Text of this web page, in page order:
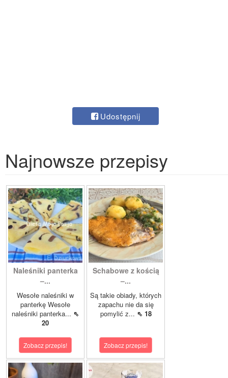
Udostępnij
Najnowsze przepisy
Naleśniki panterka
–...
Wesołe naleśniki w
panterkę Wesołe
naleśniki panterka... ⇖
20
Zobacz przepis!
Schabowe z kością
–...
Są takie obiady, których
zapachu nie da się
pomylić z... ⇖ 18
Zobacz przepis!